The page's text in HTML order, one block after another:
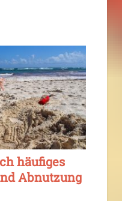
häufiges
Abnutzung